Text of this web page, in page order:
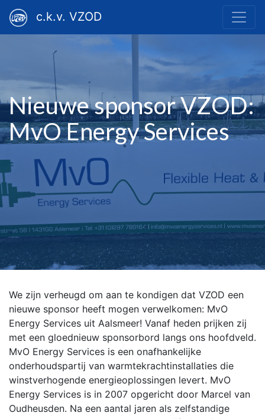
c.k.v. VZOD
Nieuwe sponsor VZOD:
MvO Energy Services
We zijn verheugd om aan te kondigen dat VZOD een
nieuwe sponsor heeft mogen verwelkomen: MvO
Energy Services uit Aalsmeer! Vanaf heden prijken zij
met een gloednieuw sponsorbord langs ons hoofdveld.
MvO Energy Services is een onafhankelijke
onderhoudspartij van warmtekrachtinstallaties die
winstverhogende energieoplossingen levert. MvO
Energy Services is in 2007 opgericht door Marcel van
Oudheusden. Na een aantal jaren als zelfstandige